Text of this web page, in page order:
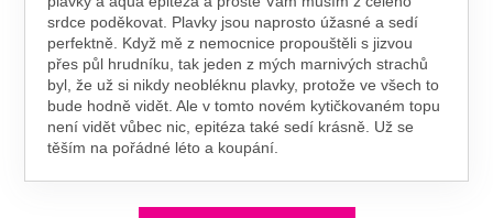
srdce poděkovat. Plavky jsou naprosto úžasné a sedí
perfektně. Když mě z nemocnice propouštěli s jizvou
přes půl hrudníku, tak jeden z mých marnivých strachů
byl, že už si nikdy neobléknu plavky, protože ve všech to
bude hodně vidět. Ale v tomto novém kytičkovaném topu
není vidět vůbec nic, epitéza také sedí krásně. Už se
těším na pořádné léto a koupání.